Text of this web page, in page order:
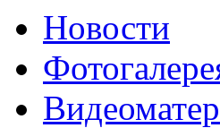
Новости